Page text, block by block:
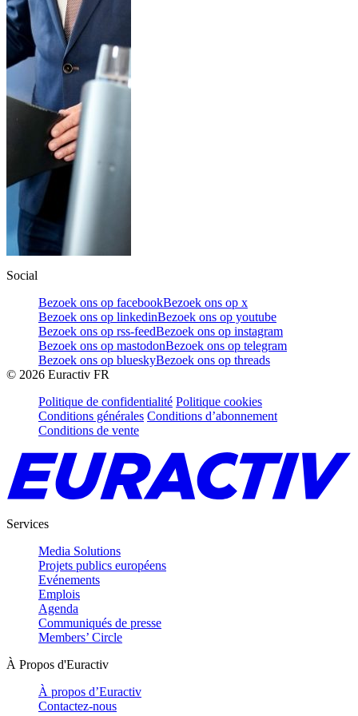
Social
Bezoek ons op facebookBezoek ons op x
Bezoek ons op linkedinBezoek ons op youtube
Bezoek ons op rss-feedBezoek ons op instagram
Bezoek ons op mastodonBezoek ons op telegram
Bezoek ons op blueskyBezoek ons op threads
© 2026 Euractiv FR
Politique de confidentialité Politique cookies
Conditions générales Conditions d’abonnement
Conditions de vente
Services
Media Solutions
Projets publics européens
Evénements
Emplois
Agenda
Communiqués de presse
Members’ Circle
À Propos d'Euractiv
À propos d’Euractiv
Contactez-nous